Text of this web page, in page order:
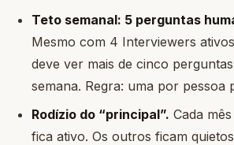
Teto semanal: 5 perguntas
Mesmo com 4 Interviewers
deve ver mais de cinco
semana. Regra: uma por pessoa
Rodízio do “principal”. Cada
fica ativo. Os outros ficam